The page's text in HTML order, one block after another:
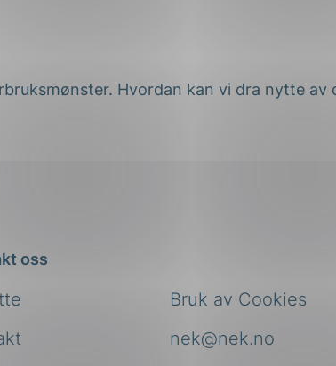
Hvordan kan vi dra nytte av
oss
nek@nek.no
Bruk av Cookies